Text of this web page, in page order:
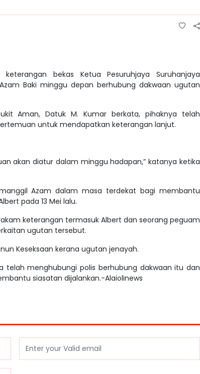
bekas Ketua Pesuruhjaya Suruhanjaya
Baki minggu depan berhubung dakwaan ugutan
Aman, Datuk M. Kumar berkata, pihaknya telah
untuk mendapatkan keterangan lanjut.
akan diatur dalam minggu hadapan,” katanya ketika
Azam dalam masa terdekat bagi membantu
pada 13 Mei lalu.
keterangan termasuk Albert dan seorang peguam
ugutan tersebut.
Keseksaan kerana ugutan jenayah.
telah menghubungi polis berhubung dakwaan itu dan
siasatan dijalankan.-Alaiolinews